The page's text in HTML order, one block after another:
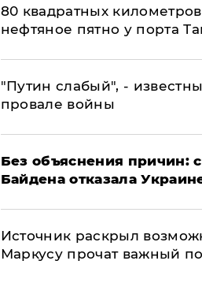
80 квадратных
нефтяное пятно у порта
​"Путин слабый", -
провале войны
Без объяснения причин:
Байдена отказала
​Источник раскрыл
Маркусу прочат важный